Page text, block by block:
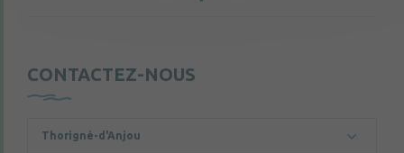
CONTACTEZ-NOUS
Thorigné-d'Anjou